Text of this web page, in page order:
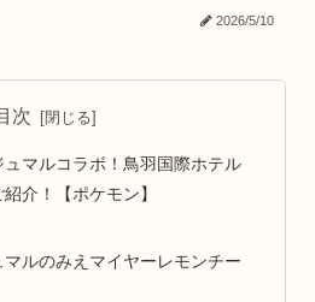
2026/5/10
次
ュマルコラボ！鳥羽国際ホテル
介！【ポケモン】
ルのみえマイヤーレモンチー